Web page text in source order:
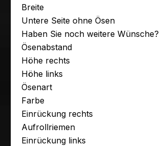
Breite
Untere Seite ohne Ösen
Haben Sie noch weitere Wünsche?
Ösenabstand
Höhe rechts
Höhe links
Ösenart
Farbe
Einrückung rechts
Aufrollriemen
Einrückung links